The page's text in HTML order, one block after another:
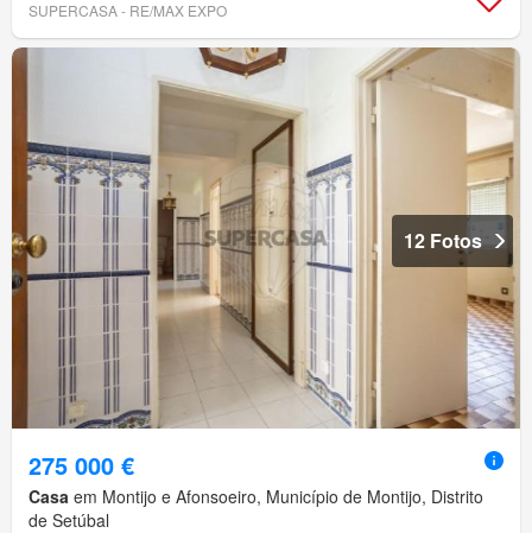
SUPERCASA - RE/MAX EXPO
12 Fotos
275 000 €
Casa em Montijo e Afonsoeiro, Município de Montijo, Distrito
de Setúbal